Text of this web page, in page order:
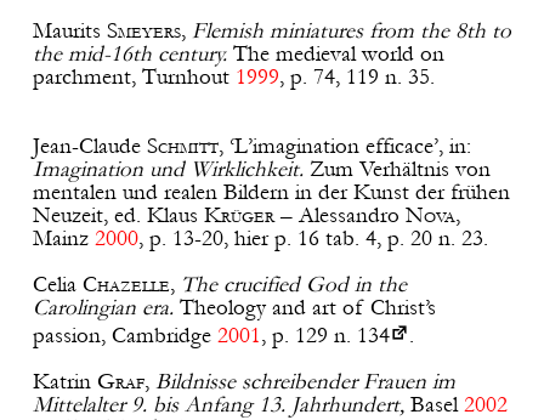
Maurits Smeyers, Flemish miniatures from the 8th to
the mid-16th century. The medieval world on
parchment, Turnhout 1999, p. 74, 119 n. 35.
Jean-Claude Schmitt, ‘L’imagination efficace’, in:
Imagination und Wirklichkeit. Zum Verhältnis von
mentalen und realen Bildern in der Kunst der frühen
Neuzeit, ed. Klaus Krüger– Alessandro Nova,
Mainz 2000, p. 13-20, hier p. 16 tab. 4, p. 20 n. 23.
Celia Chazelle, The crucified God in the
Carolingian era. Theology and art of Christ’s
passion, Cambridge 2001, p. 129 n. 134
.
Katrin Graf, Bildnisse schreibender Frauen im
Mittelalter 9. bis Anfang 13. Jahrhundert, Basel2002